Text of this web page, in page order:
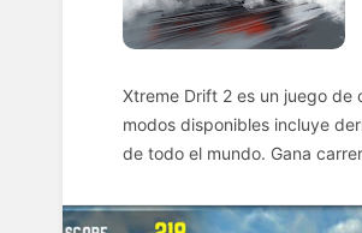
Xtreme Drift 2 es un juego de
modos disponibles incluye
de todo el mundo. Gana